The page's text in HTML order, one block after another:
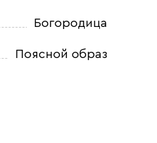
Богородица
Поясной образ